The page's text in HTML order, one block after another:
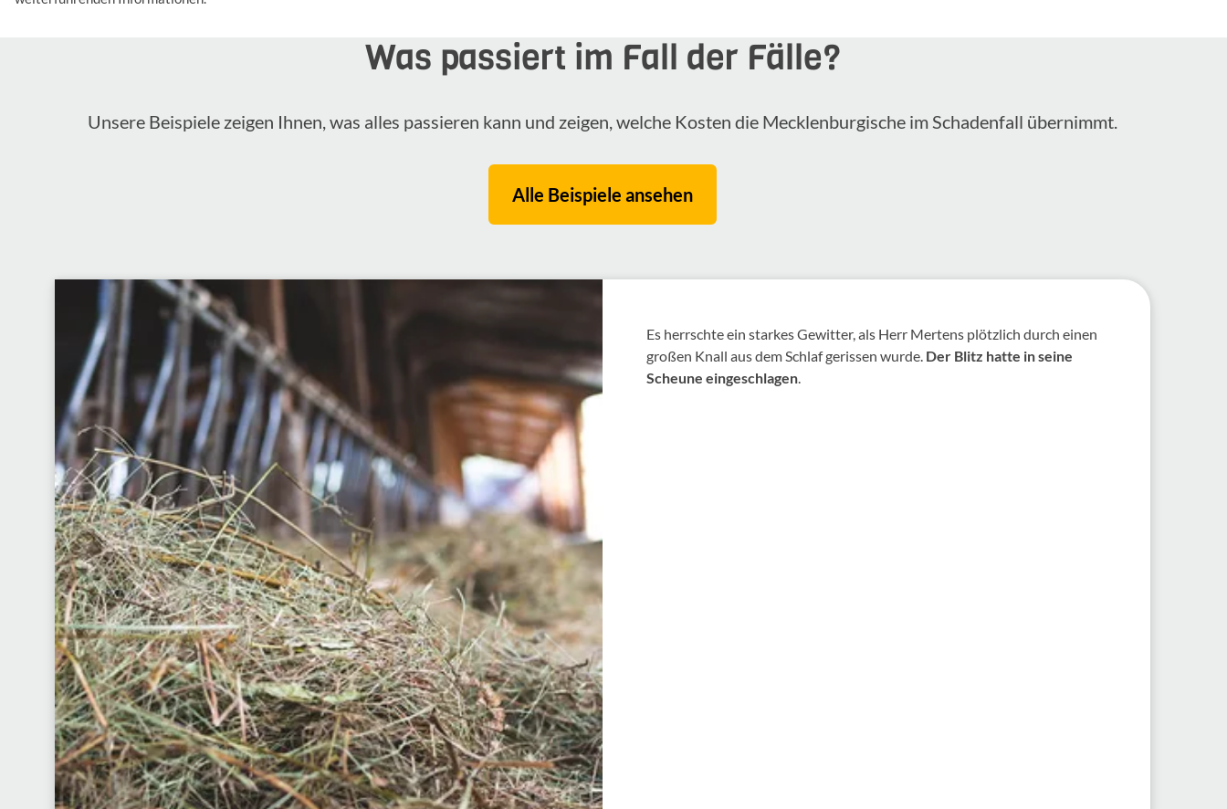
Was passiert im Fall der Fälle?
Unsere Beispiele zeigen Ihnen, was alles passieren kann und zeigen, welche Kosten die Mecklenburgische im Schadenfall übernimmt.
Alle Beispiele ansehen
Es herrschte ein starkes Gewitter, als Herr Mertens plötzlich durch einen
großen Knall aus dem Schlaf gerissen wurde. Der Blitz hatte in seine
Scheune eingeschlagen.